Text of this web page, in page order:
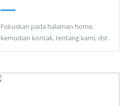
Fokuskan pada halaman home,
kemudian kontak, tentang kami, dst.